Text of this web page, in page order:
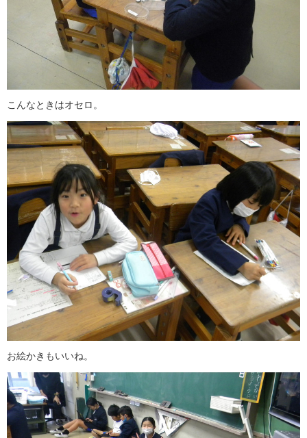
こんなときはオセロ。
お絵かきもいいね。